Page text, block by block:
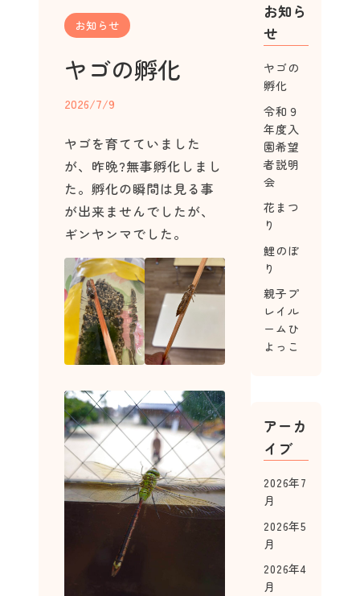
お知らせ
ヤゴの孵化
2026/7/9
ヤゴを育てていました
が、昨晩?無事孵化しまし
た。孵化の瞬間は見る事
が出来ませんでしたが、
ギンヤンマでした。
お知ら
せ
ヤゴの
孵化
令和９
年度入
園希望
者説明
会
花まつ
り
鯉のぼ
り
親子プ
レイル
ームひ
よっこ
アーカ
イブ
2026年7
月
2026年5
月
2026年4
月